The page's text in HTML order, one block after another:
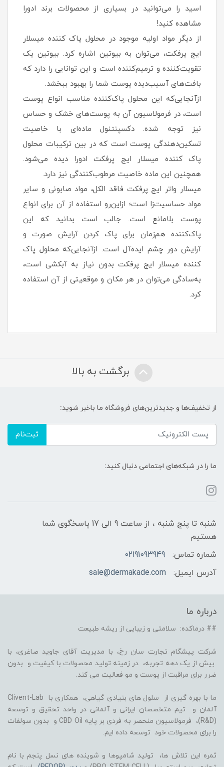
اسید را می‌توانید در بسیاری از محصولات برند ادورا
مشاهده کنید!
از دیگر مواد اولیه موجود در محلول پاک کننده میسلار
ایج پرفکت، می‌توان به بیوتین اشاره کرد. بیوتین یک
تقویت‌کننده و ترمیم‌کننده است و این توانایی را دارد که
بافت‌های آسیب‌دیده پوست شما را بهبود ببخشد.
ازآنجایی‌که این محلول پاک‌کننده مناسب انواع پوست
است، در فرمولاسیون آن به پوست‌های خشک و حساس
نیز توجه شده. دکسپنتنول ماده‌ای با خاصیت
تسکین‌دهندگی پوست است که در بین ترکیبات محلول
پاک کننده میسلار ایج پرفکت ادورا دیده می‌شود.
همچنین این ماده خاصیت مرطوب‌کنندگی نیز دارد.
میسلار واتر ایج پرفکت فاقد الکل، مواد صابونی و سایر
مواد حساسیت‌زا است؛ ازاین‌رو استفاده از آن برای انواع
پوست بلامانع است. جالب است بدانید که این
پاک‌کننده هم‌زمان برای پاک کردن آرایش صورت و
آرایش دور چشم ایده‌آل است. ازآنجایی‌که محلول پاک
کننده میسلار ایج پرفکت بدون نیاز به آبکشی است،
به‌سادگی می‌توان در هر مکان و موقعیتی از آن استفاده
کرد.
برگشت به بالا
از تخفیف‌ها و جدیدترین‌های فروشگاه ما باخبر شوید:
ثبت‌نام
ما را در شبکه‌های اجتماعی دنبال کنید:
شنبه تا پنج شنبه ، از ساعت 9 الی 17 پاسخگوی شما
هستیم
شماره تماس:
02191093949
آدرس ایمیل:
sale@dermakade.com
درباره ما
## درماکده: سلامتی و زیبایی از ریشه طبیعت
شرکت پیشگام تجارت سان رخ، با مدیریت آقای جاوید صاغری، با
بیش از یک دهه تجربه، در زمینه تولید محصولات با کیفیت و بدون
ضرر برای مراقبت از پوست و مو فعالیت می کند.
ما با بهره گیری از سلول های بنیادی گیاهی، همکاری با Clivent-Lab
آلمان و تیم متخصصان ایرانی و آلمانی در واحد تحقیق و توسعه
(R&D)، فرمولاسیون منحصر به فردی بر پایه CBD Oil و بدون سولفات
را برای محصولات خود توسعه داده ایم.
ثمره این تلاش ها، تولید شامپوها و شوینده های نسل پنجم با نام